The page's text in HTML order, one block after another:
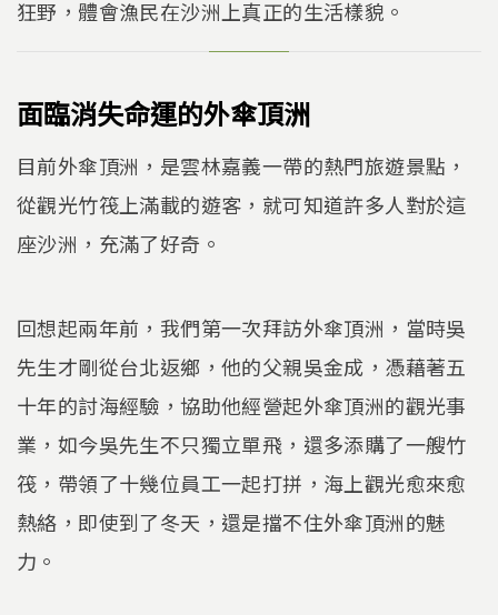
k o
k
狂野，體會漁民在沙洲上真正的生活樣貌。
面臨消失命運的外傘頂洲
目前外傘頂洲，是雲林嘉義一帶的熱門旅遊景點，
從觀光竹筏上滿載的遊客，就可知道許多人對於這
座沙洲，充滿了好奇。
回想起兩年前，我們第一次拜訪外傘頂洲，當時吳
先生才剛從台北返鄉，他的父親吳金成，憑藉著五
十年的討海經驗，協助他經營起外傘頂洲的觀光事
業，如今吳先生不只獨立單飛，還多添購了一艘竹
筏，帶領了十幾位員工一起打拼，海上觀光愈來愈
熱絡，即使到了冬天，還是擋不住外傘頂洲的魅
力。